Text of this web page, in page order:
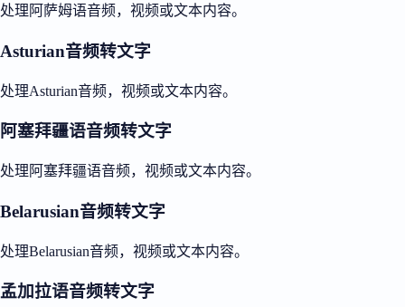
处理阿萨姆语音频，视频或文本内容。
Asturian音频转文字
处理Asturian音频，视频或文本内容。
阿塞拜疆语音频转文字
处理阿塞拜疆语音频，视频或文本内容。
Belarusian音频转文字
处理Belarusian音频，视频或文本内容。
孟加拉语音频转文字